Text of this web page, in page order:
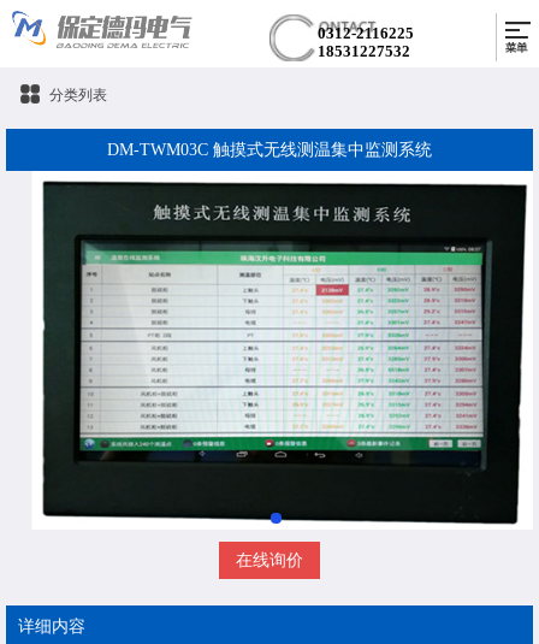
0312-2116225
18531227532
分类列表
DM-TWM03C 触摸式无线测温集中监测系统
在线询价
详细内容